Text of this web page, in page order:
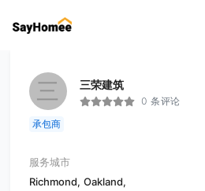
三 三荣建筑
0 条评论
承包商
服务城市
Richmond, Oakland,